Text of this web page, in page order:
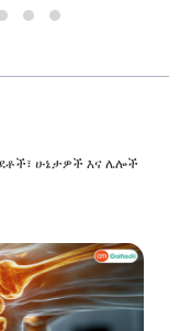
ሁኔታዎች እና ሌሎች